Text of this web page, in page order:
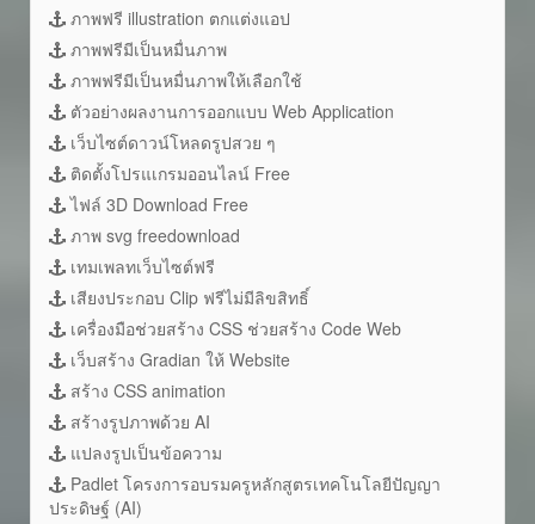
ภาพฟรี illustration ตกแต่งแอป
ภาพฟรีมีเป็นหมื่นภาพ
ภาพฟรีมีเป็นหมื่นภาพให้เลือกใช้
ตัวอย่างผลงานการออกแบบ Web Application
เว็บไซต์ดาวน์โหลดรูปสวย ๆ
ติดตั้งโปรแเกรมออนไลน์ Free
ไฟล์ 3D Download Free
ภาพ svg freedownload
เทมเพลทเว็บไซต์ฟรี
เสียงประกอบ Clip ฟรีไม่มีลิขสิทธิ์
เครื่องมือช่วยสร้าง CSS ช่วยสร้าง Code Web
เว็บสร้าง Gradian ให้ Website
สร้าง CSS animation
สร้างรูปภาพด้วย AI
แปลงรูปเป็นข้อความ
Padlet โครงการอบรมครูหลักสูตรเทคโนโลยีปัญญา
ประดิษฐ์ (AI)